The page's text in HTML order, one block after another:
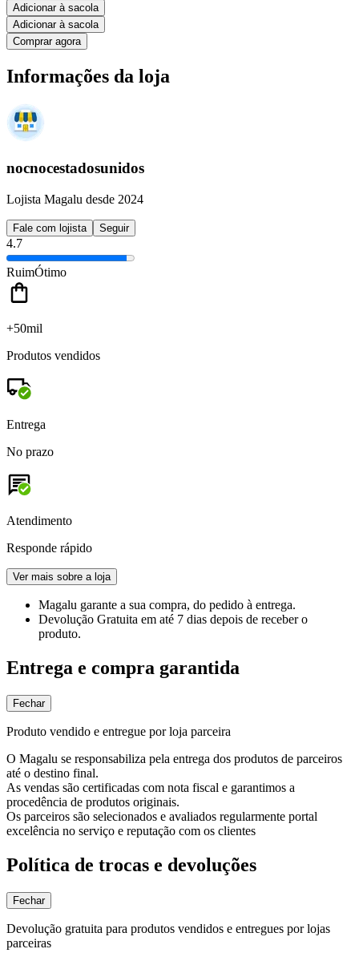
Adicionar à sacola
Adicionar à sacola
Comprar agora
Informações da loja
nocnocestadosunidos
Lojista Magalu desde 2024
Fale com lojista Seguir
4.7
RuimÓtimo
+50mil
Produtos vendidos
Entrega
No prazo
Atendimento
Responde rápido
Ver mais sobre a loja
Magalu garante a sua compra, do pedido à entrega.
Devolução Gratuita em até 7 dias depois de receber o
produto.
Entrega e compra garantida
Fechar
Produto vendido e entregue por loja parceira
O Magalu se responsabiliza pela entrega dos produtos de parceiros
até o destino final.
As vendas são certificadas com nota fiscal e garantimos a
procedência de produtos originais.
Os parceiros são selecionados e avaliados regularmente portal
excelência no serviço e reputação com os clientes
Política de trocas e devoluções
Fechar
Devolução gratuita para produtos vendidos e entregues por lojas
parceiras